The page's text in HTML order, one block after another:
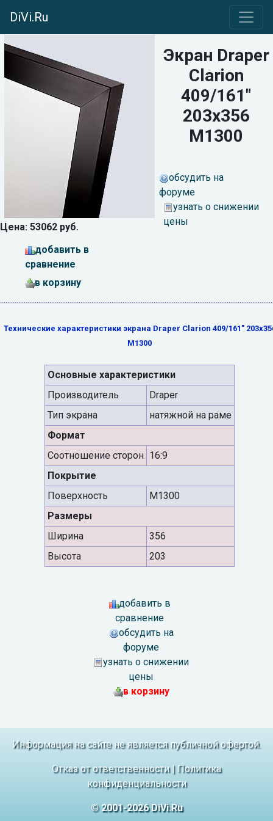
DiVi.Ru
Цена: 53062 руб.
добавить в
сравнение
в корзину
Экран Draper
Clarion
409/161"
203x356
M1300
обсудить на
форуме
узнать о снижении
цены
Технические характеристики экрана Draper Clarion 409/161"
M1300
Основные характеристики
Производитель
Draper
Тип экрана
натяжной на раме
Формат
Cоотношение сторон 16:9
Покрытие
Поверхность
M1300
Размеры
Ширина
356
Высота
203
добавить в
сравнение
обсудить на
форуме
узнать о снижении
цены
в корзину
Информация на сайте не является публичной офертой.
Отказ от ответственности| Политика
конфиденциальности
© 2001-2026 DiVi.Ru